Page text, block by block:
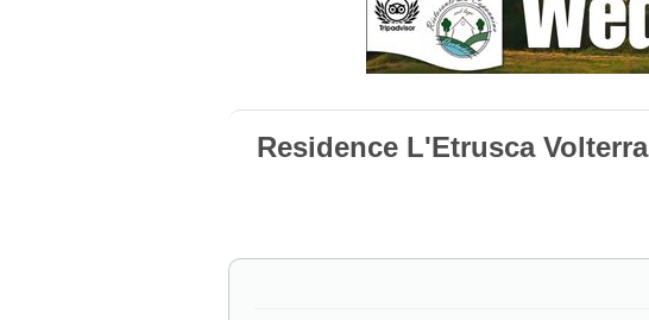
Residence L'Etrusca Volterra